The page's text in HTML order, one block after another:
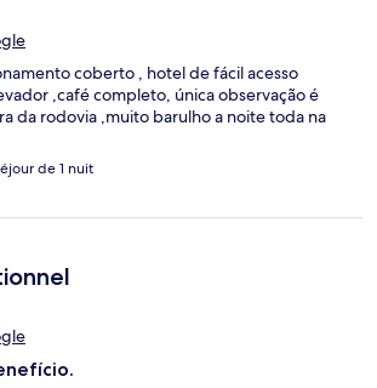
coberto , hotel de fácil acesso
,café completo, única observação é
da rodovia ,muito barulho a noite toda na
de 1 nuit